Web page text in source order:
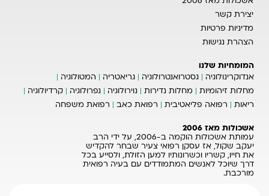
יצירת קשר
מדיניות פרטיות
הצהרת נגישות
המומחיות שלנו
אנדוקרינולוגיה
גסטרואנטרולוגיה גריאטריה
המטולוגיה
מחלות זיהומיות
מחלות נדירות נוירולוגיה נפרולוגיה
קרדיולוגיה
ריאות
רפואה פליאטיבית רפואת כאב רפואת משפחה
אשכולות מאז 2006
עמותת אשכולות הוקמה ב-2006, על ידי הרב
יעקב שקול, אז עסקן רפואי צעיר שבחר להקדיש
את חייו, קשריו וכשרונותיו למען הזולת, ולסייע בכל
דרך שיוכל לאנשים המתמודדים עם בעיה רפואית
מורכבת.